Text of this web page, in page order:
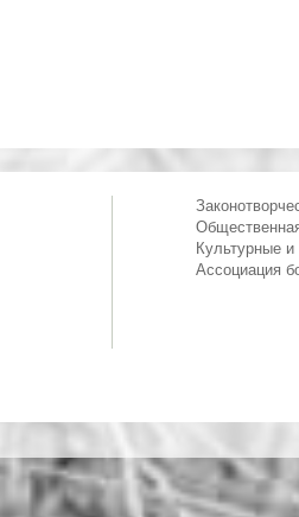
Культурные и
Ассоциация